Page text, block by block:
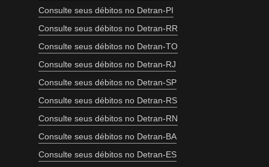
Consulte seus débitos no Detran-PI
Consulte seus débitos no Detran-RR
Consulte seus débitos no Detran-TO
Consulte seus débitos no Detran-RJ
Consulte seus débitos no Detran-SP
Consulte seus débitos no Detran-RS
Consulte seus débitos no Detran-RN
Consulte seus débitos no Detran-BA
Consulte seus débitos no Detran-ES